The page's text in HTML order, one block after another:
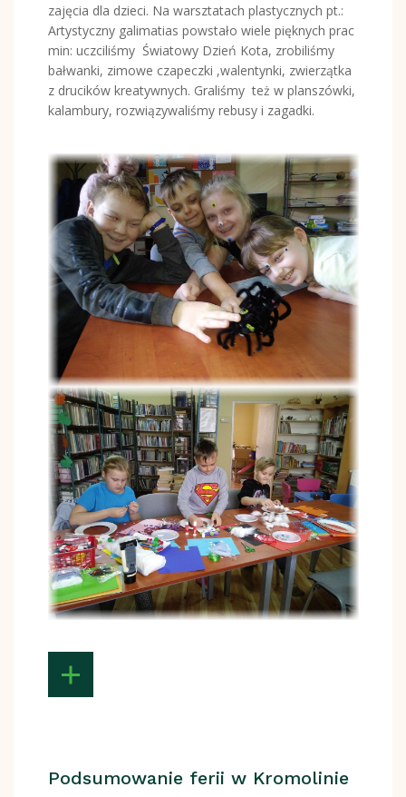
zajęcia dla dzieci. Na warsztatach plastycznych pt.:
Artystyczny galimatias powstało wiele pięknych prac
min: uczciliśmy Światowy Dzień Kota, zrobiliśmy
bałwanki, zimowe czapeczki ,walentynki, zwierzątka
z drucików kreatywnych. Graliśmy też w planszówki,
kalambury, rozwiązywaliśmy rebusy i zagadki.
Podsumowanie ferii w Kromolinie